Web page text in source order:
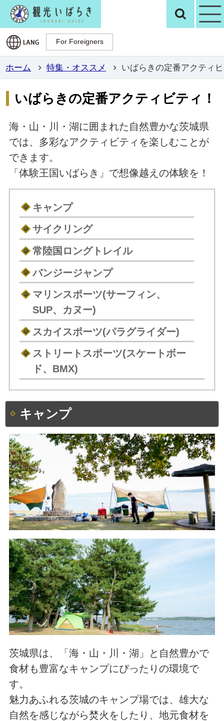
観光いばらき検
For Foreigners
For Foreigners
ホーム 特集・オススメ いばらきの定番アクティ
いばらきの定番アクティビティ！
海・山・川・湖に囲まれた自然豊かな茨城県
では、多彩なアクティビティを楽しむことが
できます。
「体験王国いばらき」で想像越えの体験を！
キャンプ
サイクリング
常陸国ロングトレイル
バンジージャンプ
マリンスポーツ(サーフィン、
SUP、カヌー)
スカイスポーツ(パラグライダー)
ストリートスポーツ(スケートボー
ド、BMX)
キャンプ
茨城県は、「海・山・川・湖」と自然豊かで
食材も豊富なキャンプにぴったりの環境で
す。
魅力あふれる茨城のキャンプ場では、雄大な
自然を感じながら焚火をしたり、地元食材を